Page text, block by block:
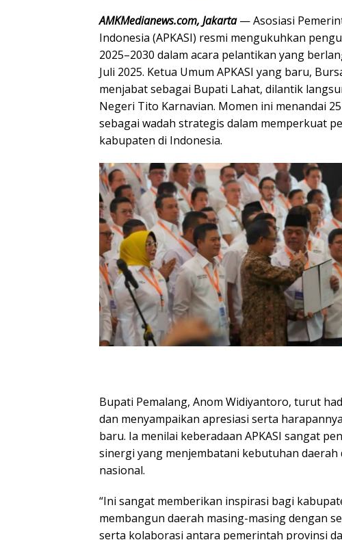
AMKMedianews.com, Jakarta— Asosiasi
Indonesia (APKASI) resmi mengukuhkan
2025–2030 dalam acara pelantikan yang
Juli 2025. Ketua Umum APKASI yang baru,
menjabat sebagai Bupati Lahat, dilantik
Negeri Tito Karnavian. Momen ini menandai
sebagai wadah strategis dalam memperkuat
kabupaten di Indonesia.
Bupati Pemalang, Anom Widiyantoro, turut
dan menyampaikan apresiasi serta
baru. Ia menilai keberadaan APKASI sangat
sinergi yang menjembatani kebutuhan daerah
nasional.
“Ini sangat memberikan inspirasi bagi
membangun daerah masing-masing dengan
serta kolaborasi antara pemerintah provinsi